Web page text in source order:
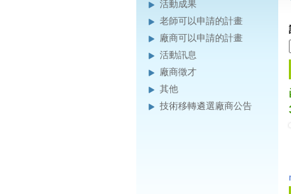
活動成果
老師可以申請的計畫
廠商可以申請的計畫
活動訊息
廠商徵才
其他
技術移轉遴選廠商公告